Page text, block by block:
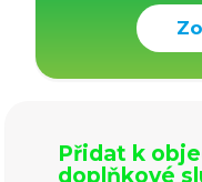
Přidat k
doplňkové